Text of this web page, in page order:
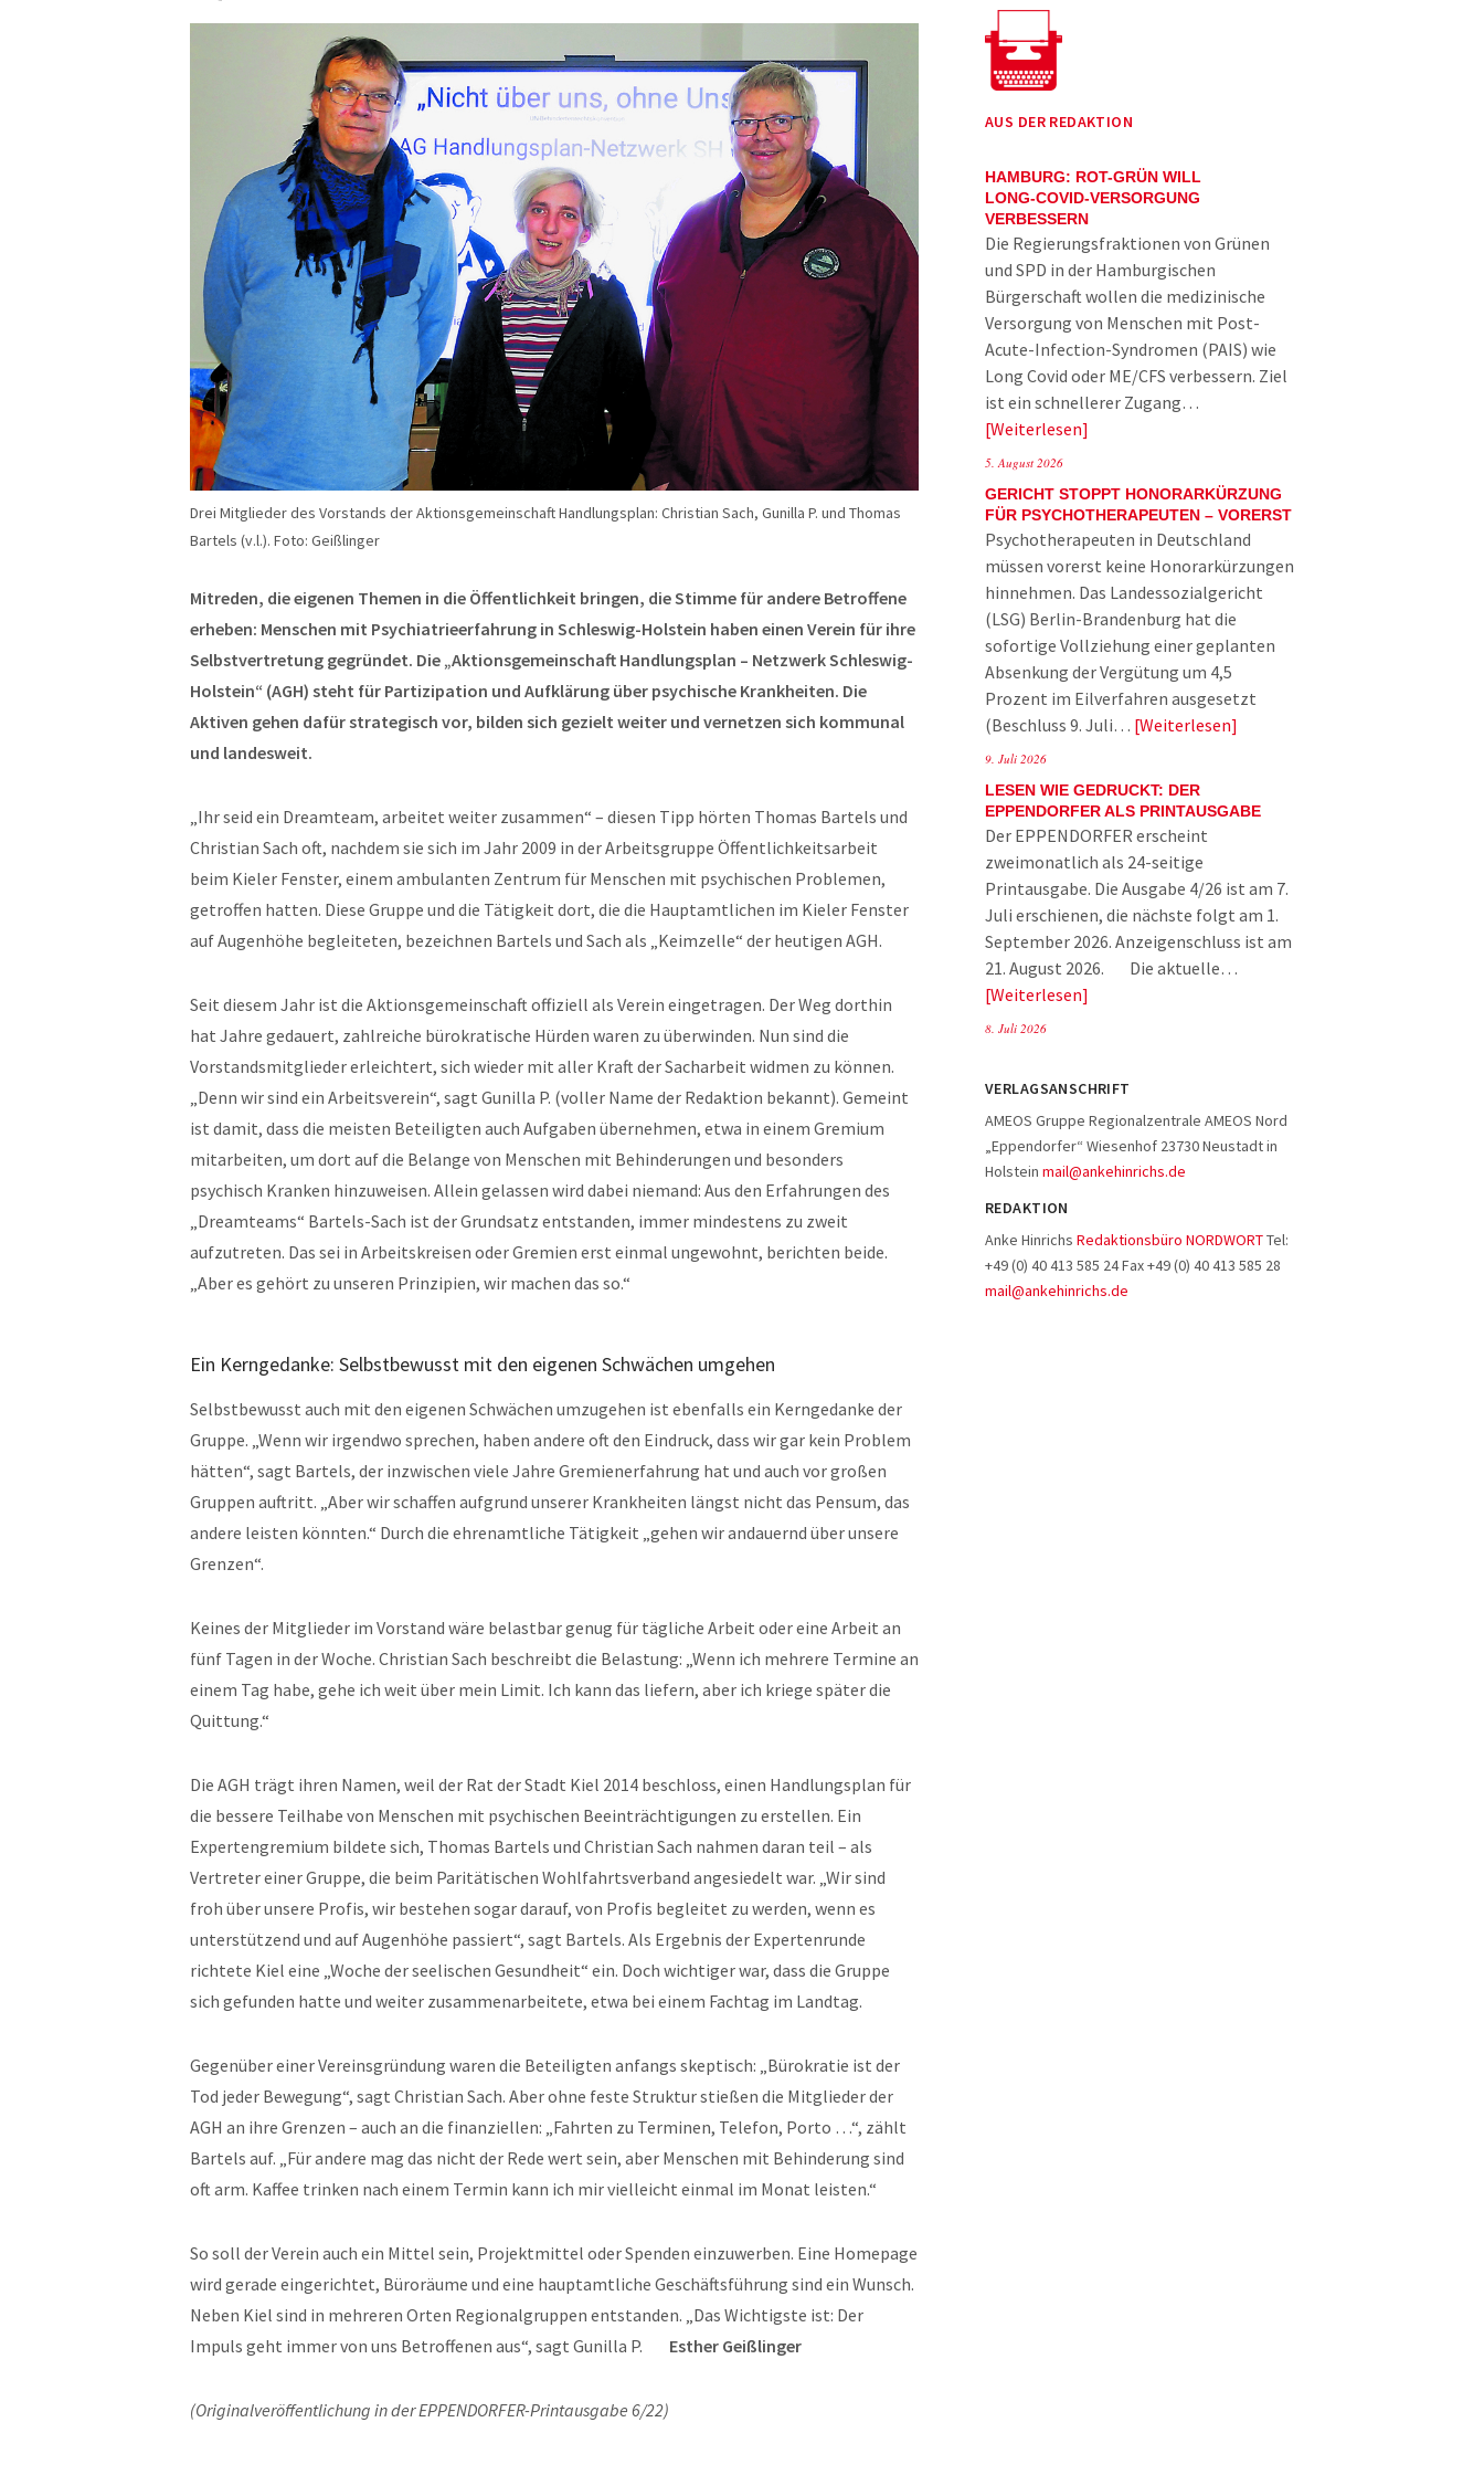
Drei Mitglieder des Vorstands der Aktionsgemeinschaft Handlungsplan: Christian Sach, Gunilla P. und Thomas
Bartels (v.l.). Foto: Geißlinger
Mitreden, die eigenen Themen in die Öffentlichkeit bringen, die Stimme für andere Betroffene
erheben: Menschen mit Psychiatrieerfahrung in Schleswig-Holstein haben einen Verein für ihre
Selbstvertretung gegründet. Die „Aktionsgemeinschaft Handlungsplan – Netzwerk Schleswig-
Holstein“ (AGH) steht für Partizipation und Aufklärung über psychische Krankheiten. Die
Aktiven gehen dafür strategisch vor, bilden sich gezielt weiter und vernetzen sich kommunal
und landesweit.
„Ihr seid ein Dreamteam, arbeitet weiter zusammen“ – diesen Tipp hörten Thomas Bartels und
Christian Sach oft, nachdem sie sich im Jahr 2009 in der Arbeitsgruppe Öffentlichkeitsarbeit
beim Kieler Fenster, einem ambulanten Zentrum für Menschen mit psychischen Problemen,
getroffen hatten. Diese Gruppe und die Tätigkeit dort, die die Hauptamtlichen im Kieler Fenster
auf Augenhöhe begleiteten, bezeichnen Bartels und Sach als „Keimzelle“ der heutigen AGH.
Seit diesem Jahr ist die Aktionsgemeinschaft offiziell als Verein eingetragen. Der Weg dorthin
hat Jahre gedauert, zahlreiche bürokratische Hürden waren zu überwinden. Nun sind die
Vorstandsmitglieder erleichtert, sich wieder mit aller Kraft der Sacharbeit widmen zu können.
„Denn wir sind ein Arbeitsverein“, sagt Gunilla P. (voller Name der Redaktion bekannt). Gemeint
ist damit, dass die meisten Beteiligten auch Aufgaben übernehmen, etwa in einem Gremium
mitarbeiten, um dort auf die Belange von Menschen mit Behinderungen und besonders
psychisch Kranken hinzuweisen. Allein gelassen wird dabei niemand: Aus den Erfahrungen des
„Dreamteams“ Bartels-Sach ist der Grundsatz entstanden, immer mindestens zu zweit
aufzutreten. Das sei in Arbeitskreisen oder Gremien erst einmal ungewohnt, berichten beide.
„Aber es gehört zu unseren Prinzipien, wir machen das so.“
Ein Kerngedanke: Selbstbewusst mit den eigenen Schwächen umgehen
Selbstbewusst auch mit den eigenen Schwächen umzugehen ist ebenfalls ein Kerngedanke der
Gruppe. „Wenn wir irgendwo sprechen, haben andere oft den Eindruck, dass wir gar kein Problem
hätten“, sagt Bartels, der inzwischen viele Jahre Gremienerfahrung hat und auch vor großen
Gruppen auftritt. „Aber wir schaffen aufgrund unserer Krankheiten längst nicht das Pensum, das
andere leisten könnten.“ Durch die ehrenamtliche Tätigkeit „gehen wir andauernd über unsere
Grenzen“.
Keines der Mitglieder im Vorstand wäre belastbar genug für tägliche Arbeit oder eine Arbeit an
fünf Tagen in der Woche. Christian Sach beschreibt die Belastung: „Wenn ich mehrere Termine an
einem Tag habe, gehe ich weit über mein Limit. Ich kann das liefern, aber ich kriege später die
Quittung.“
Die AGH trägt ihren Namen, weil der Rat der Stadt Kiel 2014 beschloss, einen Handlungsplan für
die bessere Teilhabe von Menschen mit psychischen Beeinträchtigungen zu erstellen. Ein
Expertengremium bildete sich, Thomas Bartels und Christian Sach nahmen daran teil – als
Vertreter einer Gruppe, die beim Paritätischen Wohlfahrtsverband angesiedelt war. „Wir sind
froh über unsere Profis, wir bestehen sogar darauf, von Profis begleitet zu werden, wenn es
unterstützend und auf Augenhöhe passiert“, sagt Bartels. Als Ergebnis der Expertenrunde
richtete Kiel eine „Woche der seelischen Gesundheit“ ein. Doch wichtiger war, dass die Gruppe
sich gefunden hatte und weiter zusammenarbeitete, etwa bei einem Fachtag im Landtag.
Gegenüber einer Vereinsgründung waren die Beteiligten anfangs skeptisch: „Bürokratie ist der
Tod jeder Bewegung“, sagt Christian Sach. Aber ohne feste Struktur stießen die Mitglieder der
AGH an ihre Grenzen – auch an die finanziellen: „Fahrten zu Terminen, Telefon, Porto …“, zählt
Bartels auf. „Für andere mag das nicht der Rede wert sein, aber Menschen mit Behinderung sind
oft arm. Kaffee trinken nach einem Termin kann ich mir vielleicht einmal im Monat leisten.“
So soll der Verein auch ein Mittel sein, Projektmittel oder Spenden einzuwerben. Eine Homepage
wird gerade eingerichtet, Büroräume und eine hauptamtliche Geschäftsführung sind ein Wunsch.
Neben Kiel sind in mehreren Orten Regionalgruppen entstanden. „Das Wichtigste ist: Der
Impuls geht immer von uns Betroffenen aus“, sagt Gunilla P. Esther Geißlinger
(Originalveröffentlichung in der EPPENDORFER-Printausgabe 6/22)
AUS DER REDAKTION
HAMBURG: ROT-GRÜN WILL
LONG-COVID-VERSORGUNG
VERBESSERN
Die Regierungsfraktionen von Grünen
und SPD in der Hamburgischen
Bürgerschaft wollen die medizinische
Versorgung von Menschen mit Post-
Acute-Infection-Syndromen (PAIS) wie
Long Covid oder ME/CFS verbessern. Ziel
ist ein schnellerer Zugang…
Weiterlesen
5. August 2026
GERICHT STOPPT HONORARKÜRZUNG
FÜR PSYCHOTHERAPEUTEN – VORERST
Psychotherapeuten in Deutschland
müssen vorerst keine Honorarkürzungen
hinnehmen. Das Landessozialgericht
(LSG) Berlin-Brandenburg hat die
sofortige Vollziehung einer geplanten
Absenkung der Vergütung um 4,5
Prozent im Eilverfahren ausgesetzt
(Beschluss 9. Juli… Weiterlesen
9. Juli 2026
LESEN WIE GEDRUCKT: DER
EPPENDORFER ALS PRINTAUSGABE
Der EPPENDORFER erscheint
zweimonatlich als 24-seitige
Printausgabe. Die Ausgabe 4/26 ist am 7.
Juli erschienen, die nächste folgt am 1.
September 2026. Anzeigenschluss ist am
21. August 2026. Die aktuelle…
Weiterlesen
8. Juli 2026
VERLAGSANSCHRIFT
AMEOS Gruppe Regionalzentrale AMEOS Nord
„Eppendorfer“ Wiesenhof 23730 Neustadt in
Holstein mail@ankehinrichs.de
REDAKTION
Anke Hinrichs Redaktionsbüro NORDWORTTel:
+49 (0) 40 413 585 24 Fax +49 (0) 40 413 585 28
mail@ankehinrichs.de